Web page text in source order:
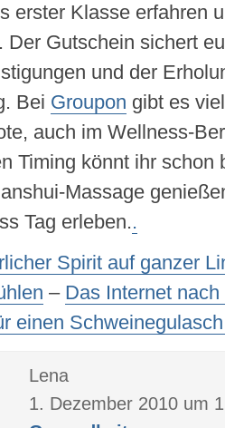
erster Klasse erfahren
Der Gutschein sichert
und der
Bei Groupon gibt es
auch im Wellness-
Timing könnt ihr schon
Massage
Tag erleben..
Spirit auf ganzer
– Das Internet
einen
Lena
1. Dezember 2010 um